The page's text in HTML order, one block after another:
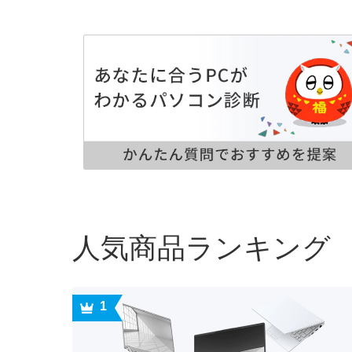
人気商品ランキング
1